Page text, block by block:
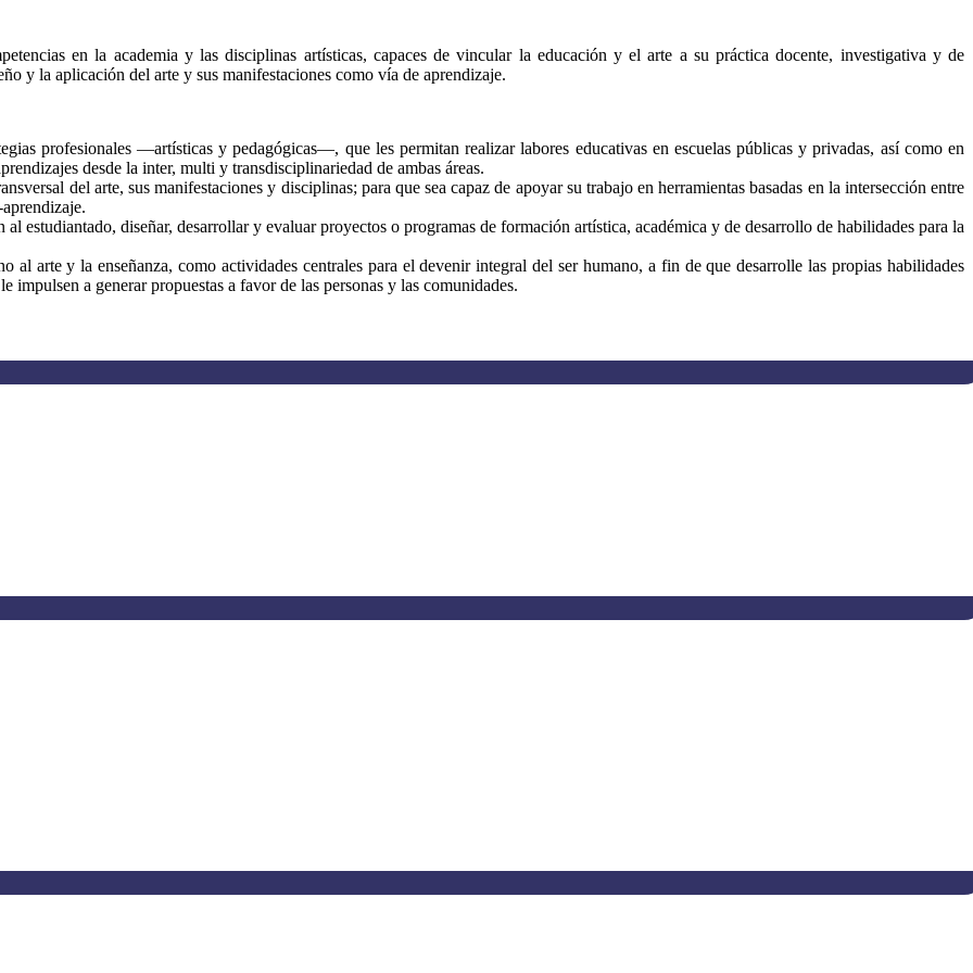
en la academia y las disciplinas artísticas, capaces de vincular la educación y el arte a su práctica docente, investigativa y de
y la aplicación del arte y sus manifestaciones como vía de aprendizaje.
profesionales ―artísticas y pedagógicas―, que les permitan realizar labores educativas en escuelas públicas y privadas, así como en
desde la inter, multi y transdisciplinariedad de ambas áreas.
del arte, sus manifestaciones y disciplinas; para que sea capaz de apoyar su trabajo en herramientas basadas en la intersección entre
estudiantado, diseñar, desarrollar y evaluar proyectos o programas de formación artística, académica y de desarrollo de habilidades para la
arte y la enseñanza, como actividades centrales para el devenir integral del ser humano, a fin de que desarrolle las propias habilidades
a generar propuestas a favor de las personas y las comunidades.